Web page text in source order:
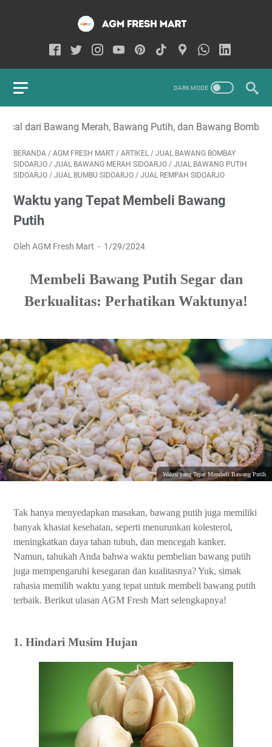
Merah, Bawang Putih, dan Bawang Bombay di Sidoarjo
BERANDA / AGM FRESH MART / ARTIKEL / JUAL BAWANG BOMBAY
SIDOARJO / JUAL BAWANG MERAH SIDOARJO / JUAL BAWANG PUTIH
SIDOARJO / JUAL BUMBU SIDOARJO / JUAL REMPAH SIDOARJO
Waktu yang Tepat Membeli Bawang
Putih
Oleh AGM Fresh Mart 1/29/2024
Membeli Bawang Putih Segar dan
Berkualitas: Perhatikan Waktunya!
Waktu yang Tepat Membeli Bawang Putih
Tak hanya menyedapkan masakan, bawang putih juga memiliki
banyak khasiat kesehatan, seperti menurunkan kolesterol,
meningkatkan daya tahan tubuh, dan mencegah kanker.
Namun, tahukah Anda bahwa waktu pembelian bawang putih
juga mempengaruhi kesegaran dan kualitasnya? Yuk, simak
rahasia memilih waktu yang tepat untuk membeli bawang putih
terbaik. Berikut ulasan AGM Fresh Mart selengkapnya!
1. Hindari Musim Hujan